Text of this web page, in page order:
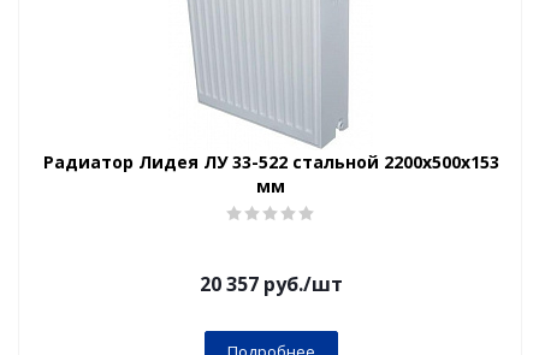
Радиатор Лидея ЛУ 33-522 стальной 2200x500x153
мм
20 357руб./шт